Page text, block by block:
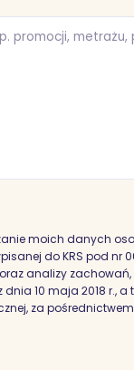
moich danych
do KRS pod nr
analizy zachowań,
10 maja 2018 r., a
za